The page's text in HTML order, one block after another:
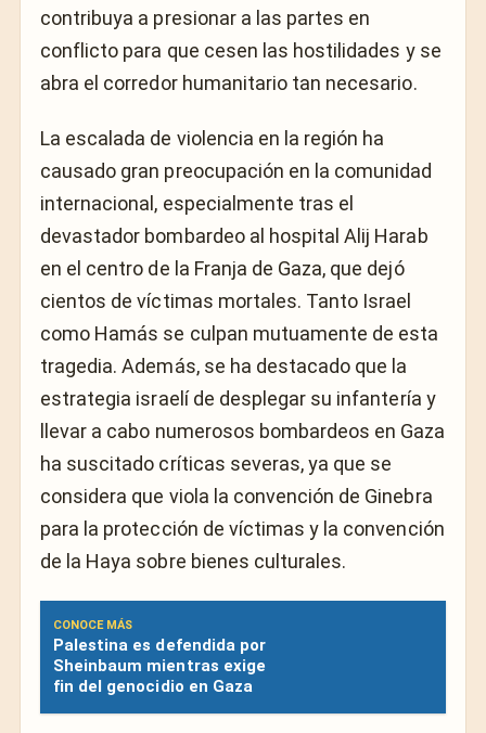
contribuya a presionar a las partes en
conflicto para que cesen las hostilidades y se
abra el corredor humanitario tan necesario.
La escalada de violencia en la región ha
causado gran preocupación en la comunidad
internacional, especialmente tras el
devastador bombardeo al hospital Alij Harab
en el centro de la Franja de Gaza, que dejó
cientos de víctimas mortales. Tanto Israel
como Hamás se culpan mutuamente de esta
tragedia. Además, se ha destacado que la
estrategia israelí de desplegar su infantería y
llevar a cabo numerosos bombardeos en Gaza
ha suscitado críticas severas, ya que se
considera que viola la convención de Ginebra
para la protección de víctimas y la convención
de la Haya sobre bienes culturales.
CONOCE MÁS
Palestina es defendida por
Sheinbaum mientras exige
fin del genocidio en Gaza